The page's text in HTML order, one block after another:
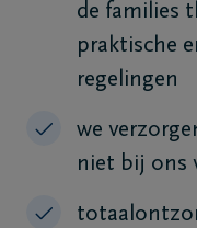
de families
praktische
regelingen
we
niet bij ons